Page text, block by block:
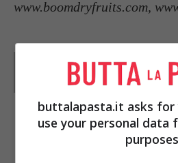
www.boomdryfruits.com,
GIeGI è stata
2013, spaziando tra tutte le
IN PRIMO
buttalapasta.it asks for
use your personal data